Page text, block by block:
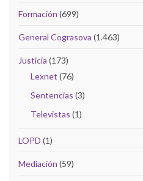
Formación (699)
General Cograsova (1.463)
Justicia (173)
Lexnet (76)
Sentencias (3)
Televistas (1)
LOPD (1)
Mediación (59)